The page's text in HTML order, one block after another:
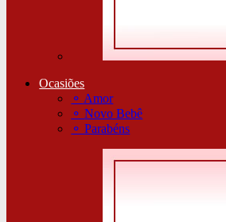
Ocasiões
⚬ Amor
⚬Novo Bebê
⚬Parabéns